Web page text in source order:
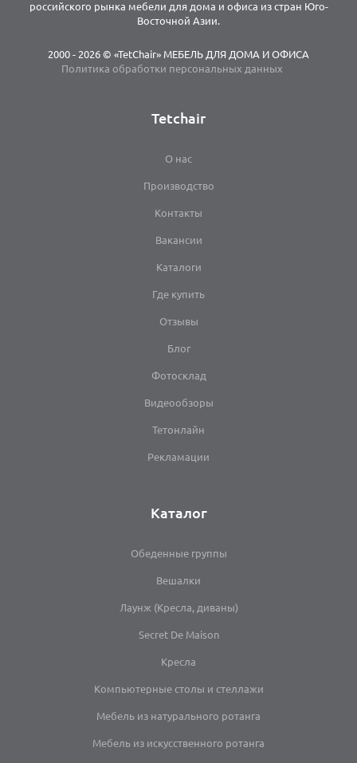
российского рынка мебели для дома и офиса из стран Юго-
Восточной Азии.
2000 - 2026 © «TetChair» МЕБЕЛЬ ДЛЯ ДОМА И ОФИСА
Политика обработки персональных данных
Tetchair
О нас
Производство
Контакты
Вакансии
Каталоги
Где купить
Отзывы
Блог
Фотосклад
Видеообзоры
Тетонлайн
Рекламации
Каталог
Обеденные группы
Вешалки
Лаунж (Кресла, диваны)
Secret De Maison
Кресла
Компьютерные столы и стеллажи
Мебель из натурального ротанга
Мебель из искусственного ротанга